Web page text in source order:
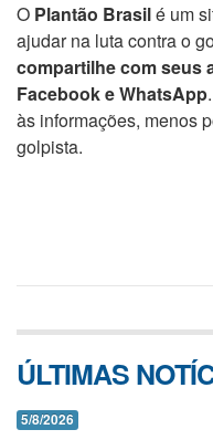
O Plantão Brasilé um
ajudar na luta contra o
compartilhe com seus
Facebook e WhatsApp
às informações, menos
golpista.
ÚLTIMAS
5/8/2026